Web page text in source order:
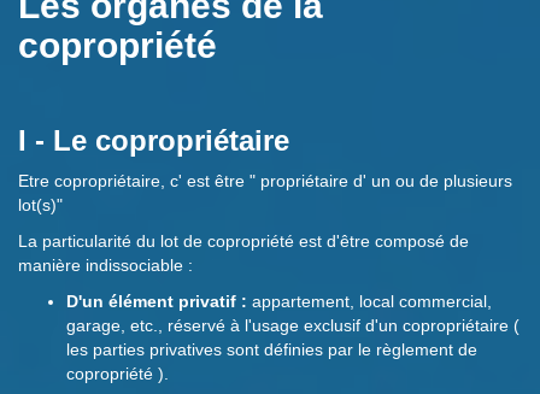
copropriété
I - Le copropriétaire
Etre copropriétaire, c' est être " propriétaire d' un ou de plusieurs
lot(s)"
La particularité du lot de copropriété est d'être composé de
manière indissociable :
D'un élément privatif : appartement, local commercial,
garage, etc., réservé à l'usage exclusif d'un copropriétaire (
les parties privatives sont définies par le règlement de
copropriété ).